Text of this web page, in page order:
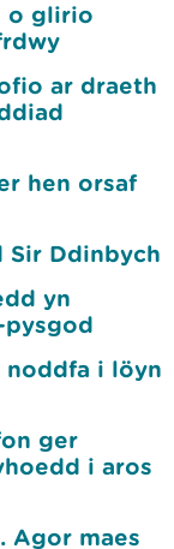
o glirio
ar draeth
hen orsaf
Sir Ddinbych
yn
i löyn
ger
i aros
Agor maes